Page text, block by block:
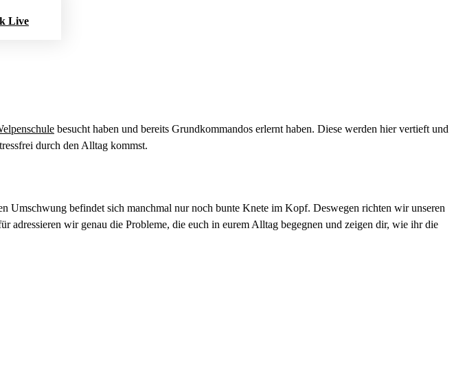
Live
besucht haben und bereits Grundkommandos erlernt haben. Diese werden hier vertieft und
durch den Alltag kommst.
Umschwung befindet sich manchmal nur noch bunte Knete im Kopf. Deswegen richten wir unseren
adressieren wir genau die Probleme, die euch in eurem Alltag begegnen und zeigen dir, wie ihr die